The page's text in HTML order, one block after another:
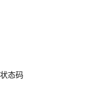
状态码